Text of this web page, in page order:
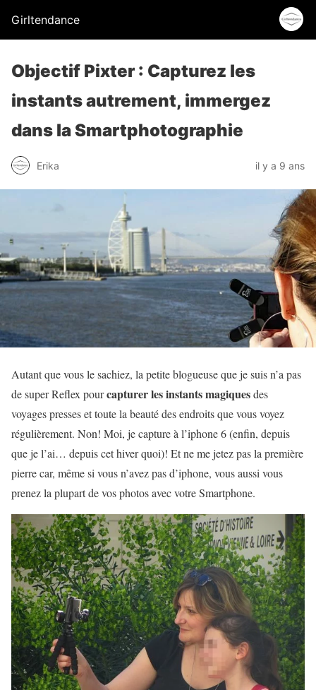
Girltendance
Objectif Pixter : Capturez les
instants autrement, immergez
dans la Smartphotographie
Erika il y a 9 ans
Autant que vous le sachiez, la petite blogueuse que je suis n’a pas
de super Reflex pourcapturer les instants magiquesdes
voyages presses et toute la beauté des endroits que vous voyez
régulièrement. Non! Moi, je capture à l’iphone 6 (enfin, depuis
que je l’ai… depuis cet hiver quoi)! Et ne me jetez pas la première
pierre car, même si vous n’avez pas d’iphone, vous aussi vous
prenez la plupart de vos photos avec votre Smartphone.